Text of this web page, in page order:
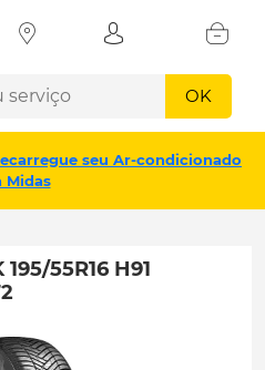
OK
seu Ar-condicionado
Midas
55R16 H91